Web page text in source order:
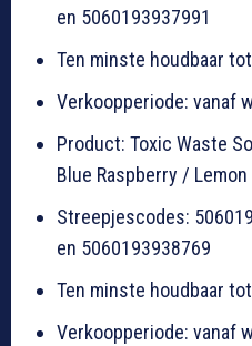
en 5060193937991
Ten minste houdbaar
Verkoopperiode: vanaf
Product: Toxic Waste
Blue Raspberry /
Streepjescodes:
en 5060193938769
Ten minste houdbaar
Verkoopperiode: vanaf